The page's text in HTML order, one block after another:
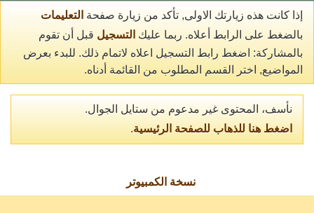
إذا كانت هذه زيارتك الاولى, تأكد من زيارة صفحة التعليمات
بالضغط على الرابط أعلاه. ربما عليك التسجيل قبل أن تقوم
بالمشاركة: اضغط رابط التسجيل اعلاه لاتمام ذلك. للبدء بعرض
المواضيع, اختر القسم المطلوب من القائمة أدناه.
نأسف، المحتوى غير مدعوم من ستايل الجوال.
اضغط هنا للذهاب للصفحة الرئيسية.
نسخة الكمبيوتر